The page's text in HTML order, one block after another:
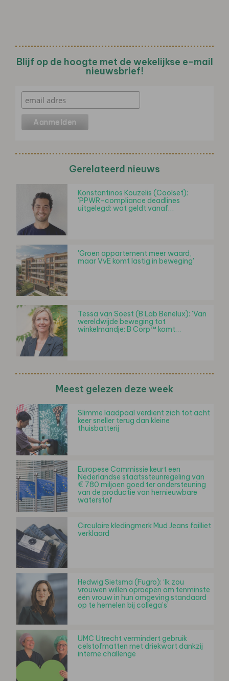
Blijf op de hoogte met de wekelijkse e-mail
nieuwsbrief!
Gerelateerd nieuws
Konstantinos Kouzelis (Coolset):
'PPWR-compliance deadlines
uitgelegd: wat geldt vanaf…
'Groen appartement meer waard,
maar VvE komt lastig in beweging'
Tessa van Soest (B Lab Benelux): 'Van
wereldwijde beweging tot
winkelmandje: B Corp™ komt…
Meest gelezen deze week
Slimme laadpaal verdient zich tot acht
keer sneller terug dan kleine
thuisbatterij
Europese Commissie keurt een
Nederlandse staatssteunregeling van
€ 780 miljoen goed ter ondersteuning
van de productie van hernieuwbare
waterstof
Circulaire kledingmerk Mud Jeans failliet
verklaard
Hedwig Sietsma (Fugro): ‘Ik zou
vrouwen willen oproepen om tenminste
één vrouw in hun omgeving standaard
op te hemelen bij collega’s’
UMC Utrecht vermindert gebruik
celstofmatten met driekwart dankzij
interne challenge